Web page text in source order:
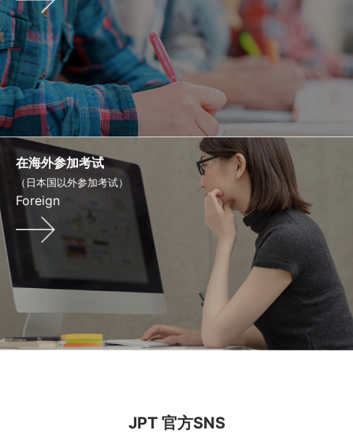
在海外参加考试
（日本国以外参加考试）
Foreign
JPT 官方SNS